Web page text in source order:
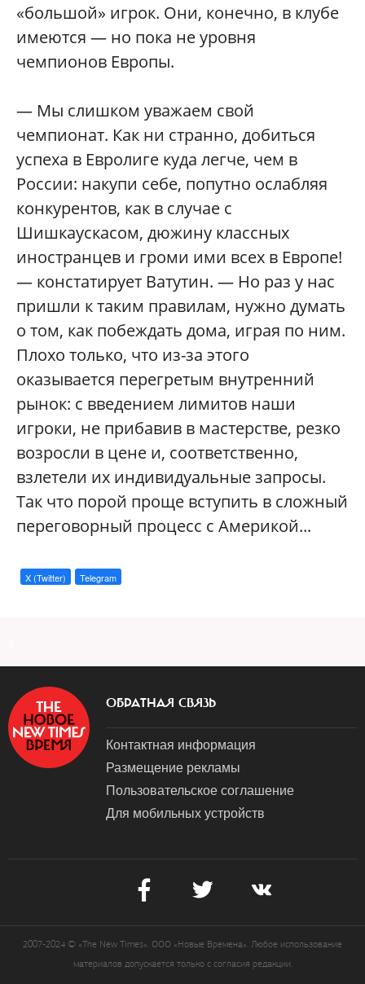
«большой» игрок. Они, конечно, в клубе
имеются — но пока не уровня
чемпионов Европы.
— Мы слишком уважаем свой
чемпионат. Как ни странно, добиться
успеха в Евролиге куда легче, чем в
России: накупи себе, попутно ослабляя
конкурентов, как в случае с
Шишкаускасом, дюжину классных
иностранцев и громи ими всех в Европе!
— констатирует Ватутин. — Но раз у нас
пришли к таким правилам, нужно думать
о том, как побеждать дома, играя по ним.
Плохо только, что из-за этого
оказывается перегретым внутренний
рынок: с введением лимитов наши
игроки, не прибавив в мастерстве, резко
возросли в цене и, соответственно,
взлетели их индивидуальные запросы.
Так что порой проще вступить в сложный
переговорный процесс с Америкой...
X (Twitter) Telegram
ОБРАТНАЯ СВЯЗЬ
Контактная информация
Размещение рекламы
Пользовательское соглашение
Для мобильных устройств
2007-2024 © «The New Times». ООО «Новые Времена». Любое использование
материалов допускается только с согласия редакции.